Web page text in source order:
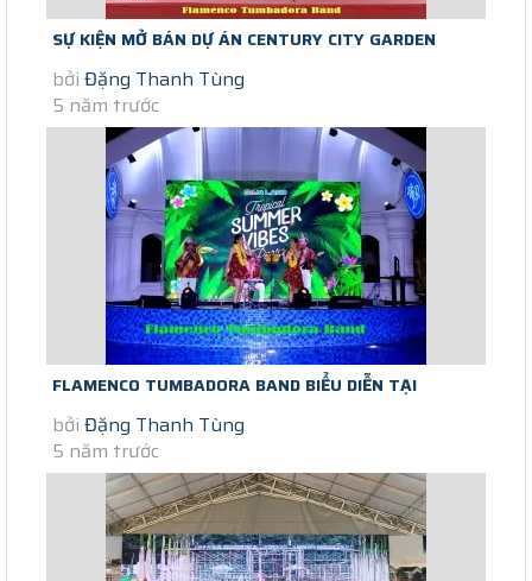
SỰ KIỆN MỞ BÁN DỰ ÁN CENTURY CITY GARDEN
19/09/2020 KIM OANH GROUP
bởi Đặng Thanh Tùng
5 năm trước
FLAMENCO TUMBADORA BAND BIỂU DIỄN TẠI
RESORT LAN RỪNG PHƯỚC HẢI
bởi Đặng Thanh Tùng
5 năm trước